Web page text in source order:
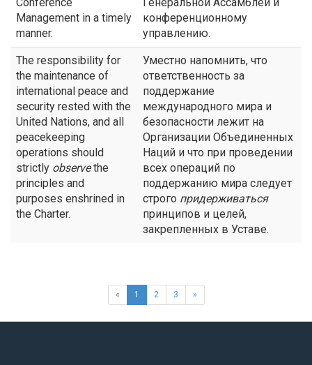
Management in a timely
manner.
конференционному
управлению.
The responsibility for
the maintenance of
international peace and
security rested with the
United Nations, and all
peacekeeping
operations should
strictly observethe
principles and
purposes enshrined in
the Charter.
Уместно напомнить, что
ответственность за
поддержание
международного мира и
безопасности лежит на
Организации Объединенных
Наций и что при проведении
всех операций по
поддержанию мира следует
строго придерживаться
принципов и целей,
закрепленных в Уставе.
« 1 2 3 »